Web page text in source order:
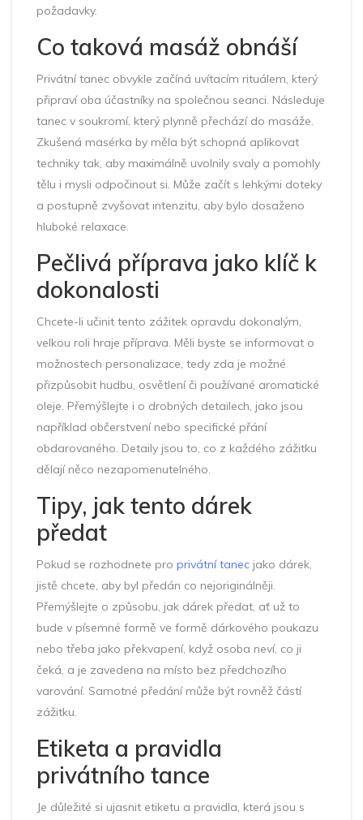
požadavky.
Co taková masáž obnáší
Privátní tanec obvykle začíná uvítacím rituálem, který
připraví oba účastníky na společnou seanci. Následuje
tanec v soukromí, který plynně přechází do masáže.
Zkušená masérka by měla být schopná aplikovat
techniky tak, aby maximálně uvolnily svaly a pomohly
tělu i mysli odpočinout si. Může začít s lehkými doteky
a postupně zvyšovat intenzitu, aby bylo dosaženo
hluboké relaxace.
Pečlivá příprava jako klíč k
dokonalosti
Chcete-li učinit tento zážitek opravdu dokonalým,
velkou roli hraje příprava. Měli byste se informovat o
možnostech personalizace, tedy zda je možné
přizpůsobit hudbu, osvětlení či používané aromatické
oleje. Přemýšlejte i o drobných detailech, jako jsou
například občerstvení nebo specifické přání
obdarovaného. Detaily jsou to, co z každého zážitku
dělají něco nezapomenutelného.
Tipy, jak tento dárek
předat
Pokud se rozhodnete pro privátní tanec jako dárek,
jistě chcete, aby byl předán co nejoriginálněji.
Přemýšlejte o způsobu, jak dárek předat, ať už to
bude v písemné formě ve formě dárkového poukazu
nebo třeba jako překvapení, když osoba neví, co ji
čeká, a je zavedena na místo bez předchozího
varování. Samotné předání může být rovněž částí
zážitku.
Etiketa a pravidla
privátního tance
Je důležité si ujasnit etiketu a pravidla, která jsou s